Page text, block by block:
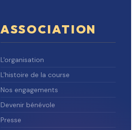
ASSOCIATION
L'organisation
L'histoire de la course
Nos engagements
Devenir bénévole
Presse